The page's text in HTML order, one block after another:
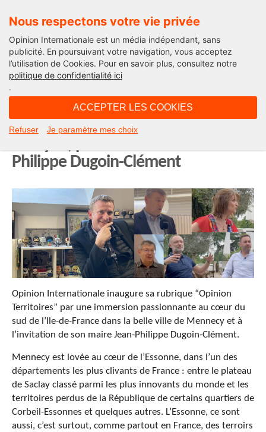
Nous respectons votre vie privée
Opinion Internationale est un média indépendant, sans
publicité. En poursuivant votre navigation, vous acceptez
l’utilisation de Cookies. Pour en savoir plus, consultez notre
politique de confidentialité ici
.
ACCEPTER LES COOKIES
Refuser Je paramètre mes choix
Actualité
Mennecy (Essonne) : paroles de
Philippe Dugoin-Clément
Opinion Internationale inaugure sa rubrique “Opinion
Territoires” par une immersion passionnante au cœur du
sud de l’Ile-de-France dans la belle ville de Mennecy et à
l’invitation de son maire Jean-Philippe Dugoin-Clément.
Mennecy est lovée au cœur de l’Essonne, dans l’un des
départements les plus clivants de France : entre le plateau
de Saclay classé parmi les plus innovants du monde et les
territoires perdus de la République de certains quartiers de
Corbeil-Essonnes et quelques autres. L’Essonne, ce sont
aussi, c’est surtout, comme partout en France, des terroirs